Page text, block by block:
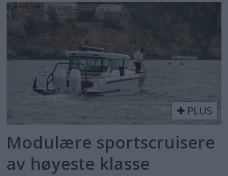
PLUS
Modulære sportscruisere
av høyeste klasse